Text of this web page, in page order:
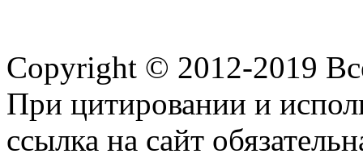
Copyright © 2012-2019
При цитировании и
ссылка на сайт